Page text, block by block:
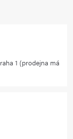
1 (prodejna má